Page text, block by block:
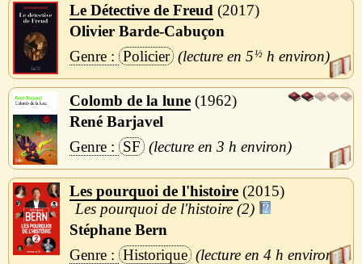
Le Détective de Freud
2017
Olivier Barde-Cabuçon
Policier
5½ h
Colomb de la lune 1962
René Barjavel
SF
3 h
Les pourquoi de l'histoire 2015
Les pourquoi de l'histoire (2)
Stéphane Bern
Historique
4 h